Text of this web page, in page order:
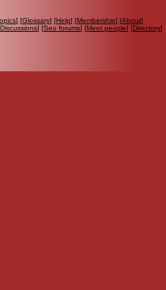
] [Glossary] [Help] [Membership] [About]
Discussions] [Seo forums] [Meet people] [Directory]